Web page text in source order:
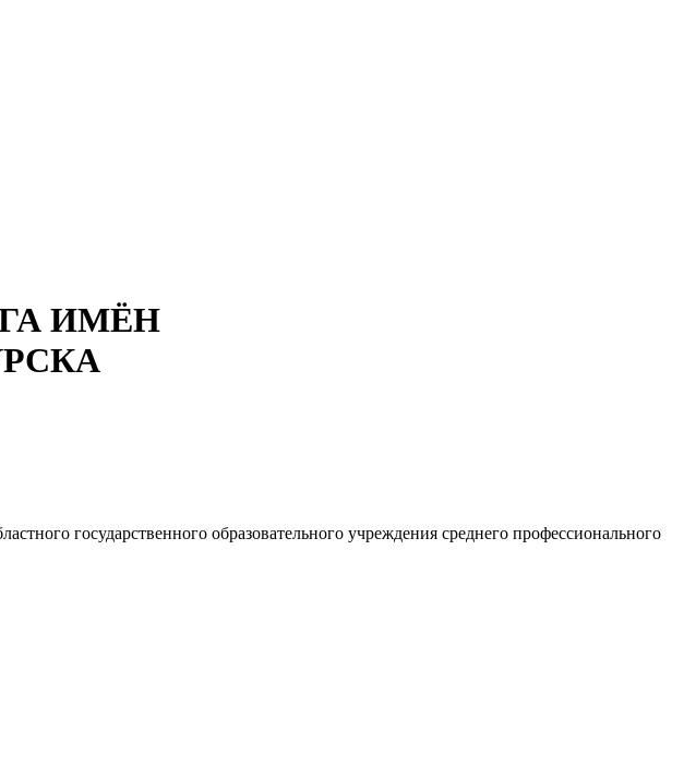
ИМЁН
государственного образовательного учреждения среднего профессионального